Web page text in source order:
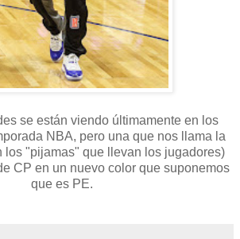
se están viendo últimamente en los
NBA, pero una que nos llama la
los "pijamas" que llevan los jugadores)
CP en un nuevo color que suponemos
que es PE.